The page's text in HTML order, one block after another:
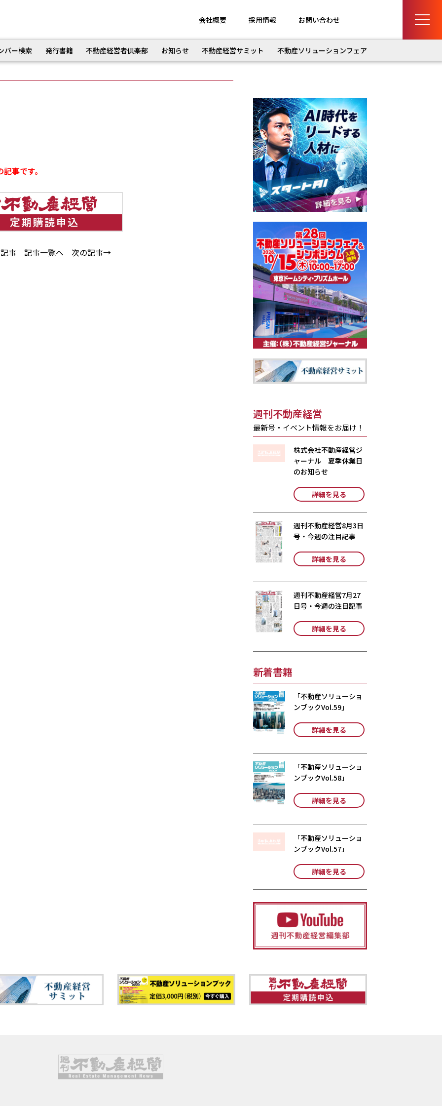
会社概要 採用情報 お問い合わせ
バー検索 発行書籍 不動産経営者倶楽部 お知らせ 不動産経営サミット 不動産ソリューションフェア
事です。
事 記事一覧へ 次の記事→
週刊不動産経営
最新号・イベント情報をお届け！
株式会社不動産経営ジ
ャーナル 夏季休業日
のお知らせ
詳細を見る
週刊不動産経営8月3日
号・今週の注目記事
詳細を見る
週刊不動産経営7月27
日号・今週の注目記事
詳細を見る
新着書籍
「不動産ソリューショ
ンブックVol.59」
詳細を見る
「不動産ソリューショ
ンブックVol.58」
詳細を見る
「不動産ソリューショ
ンブックVol.57」
詳細を見る